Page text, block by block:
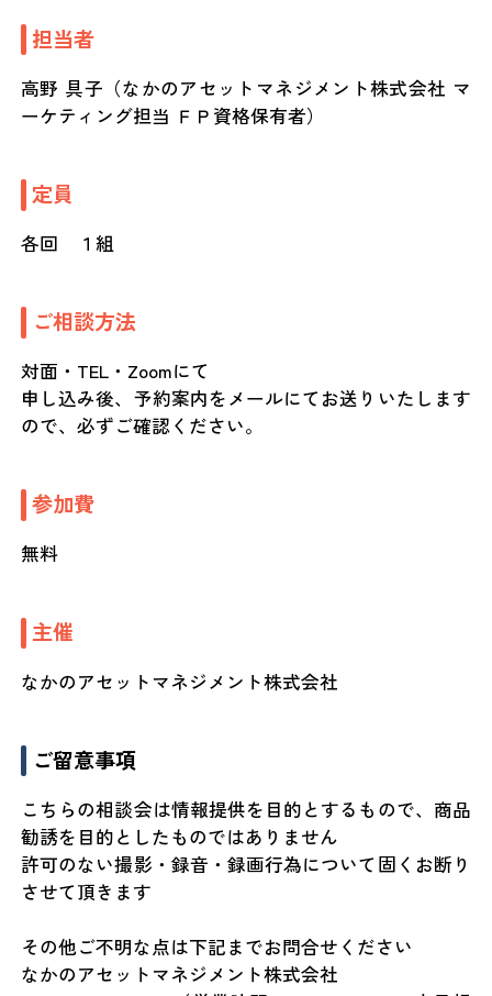
担当者
高野 具子（なかのアセットマネジメント株式会社 マ
ーケティング担当 ＦＰ資格保有者）
定員
各回 １組
ご相談方法
対面・TEL・Zoomにて
申し込み後、予約案内をメールにてお送りいたします
ので、必ずご確認ください。
参加費
無料
主催
なかのアセットマネジメント株式会社
ご留意事項
こちらの相談会は情報提供を目的とするもので、商品
勧誘を目的としたものではありません
許可のない撮影・録音・録画行為について固くお断り
させて頂きます
その他ご不明な点は下記までお問合せください
なかのアセットマネジメント株式会社